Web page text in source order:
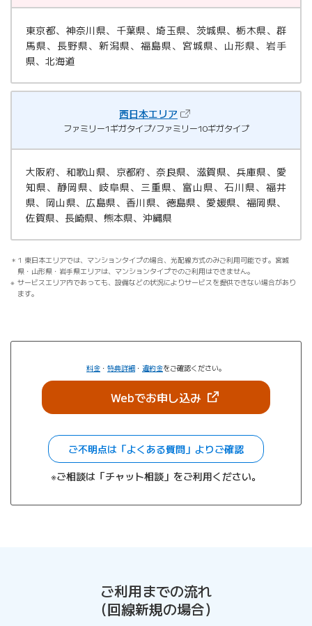
東京都、神奈川県、千葉県、埼玉県、茨城県、栃木県、群
馬県、長野県、新潟県、福島県、宮城県、山形県、岩手
県、北海道
西日本エリア （新しいタブで開きます）
ファミリー1ギガタイプ/ファミリー10ギガタイプ
大阪府、和歌山県、京都府、奈良県、滋賀県、兵庫県、愛
知県、静岡県、岐阜県、三重県、富山県、石川県、福井
県、岡山県、広島県、香川県、徳島県、愛媛県、福岡県、
佐賀県、長崎県、熊本県、沖縄県
1 東日本エリアでは、マンションタイプの場合、光配線方式のみご利用可能です。宮城
県・山形県・岩手県エリアは、マンションタイプでのご利用はできません。
サービスエリア内であっても、設備などの状況によりサービスを提供できない場合があり
ます。
料金 ・ 特典詳細 ・ 違約金をご確認ください。
Webでお申し込み（新しいタブで開き
ご不明点は「よくある質問」よりご確認
※ご相談は「チャット相談」をご利用ください。
ご利用までの流れ
（回線新規の場合）